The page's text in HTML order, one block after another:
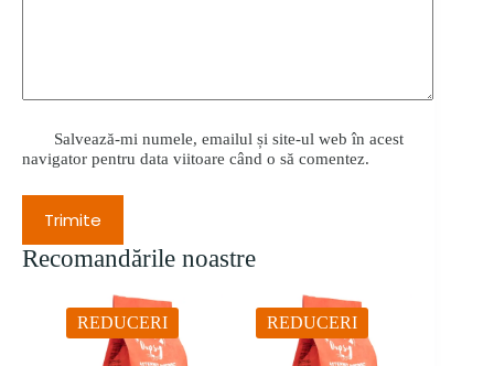
Salvează-mi numele, emailul și site-ul web în acest
navigator pentru data viitoare când o să comentez.
Trimite
Recomandările noastre
REDUCERI REDUCERI